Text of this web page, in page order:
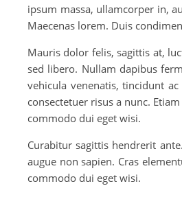
ipsum massa, ullamcorper in,
Maecenas lorem. Duis
Mauris dolor felis, sagittis at,
sed libero. Nullam dapibus
vehicula venenatis, tincidunt
consectetuer risus a nunc.
commodo dui eget wisi.
Curabitur sagittis hendrerit
augue non sapien. Cras
commodo dui eget wisi.